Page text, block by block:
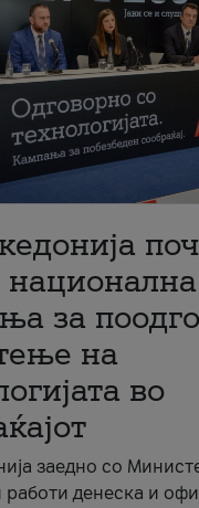
за
на
во
заедно со
денеска и